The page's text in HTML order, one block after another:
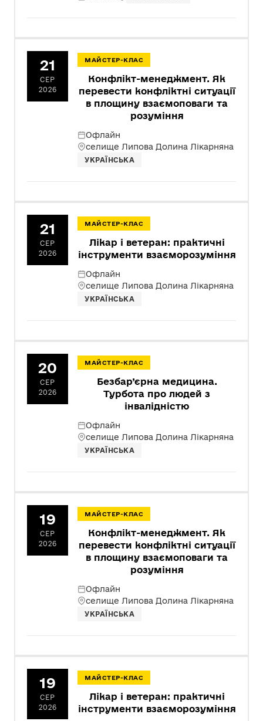
21
СЕР
2026
МАЙСТЕР-КЛАС
Конфлікт-менеджмент. Як
перевести конфліктні ситуації
в площину взаємоповаги та
розуміння
Офлайн
селище Липова Долина Лікарняна
УКРАЇНСЬКА
21
СЕР
2026
МАЙСТЕР-КЛАС
Лікар і ветеран: практичні
інструменти взаєморозуміння
Офлайн
селище Липова Долина Лікарняна
УКРАЇНСЬКА
20
СЕР
2026
МАЙСТЕР-КЛАС
Безбар’єрна медицина.
Турбота про людей з
інвалідністю
Офлайн
селище Липова Долина Лікарняна
УКРАЇНСЬКА
19
СЕР
2026
МАЙСТЕР-КЛАС
Конфлікт-менеджмент. Як
перевести конфліктні ситуації
в площину взаємоповаги та
розуміння
Офлайн
селище Липова Долина Лікарняна
УКРАЇНСЬКА
19
СЕР
2026
МАЙСТЕР-КЛАС
Лікар і ветеран: практичні
інструменти взаєморозуміння